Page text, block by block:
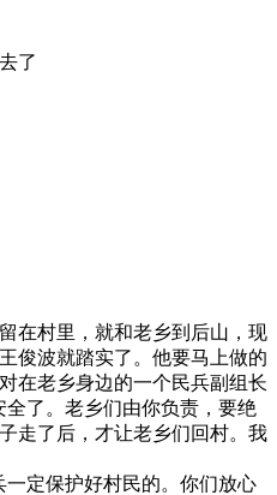
了
村里，就和老乡到后山，现
俊波就踏实了。他要马上做的
在老乡身边的一个民兵副组长
了。老乡们由你负责，要绝
走了后，才让老乡们回村。我
定保护好村民的。你们放心